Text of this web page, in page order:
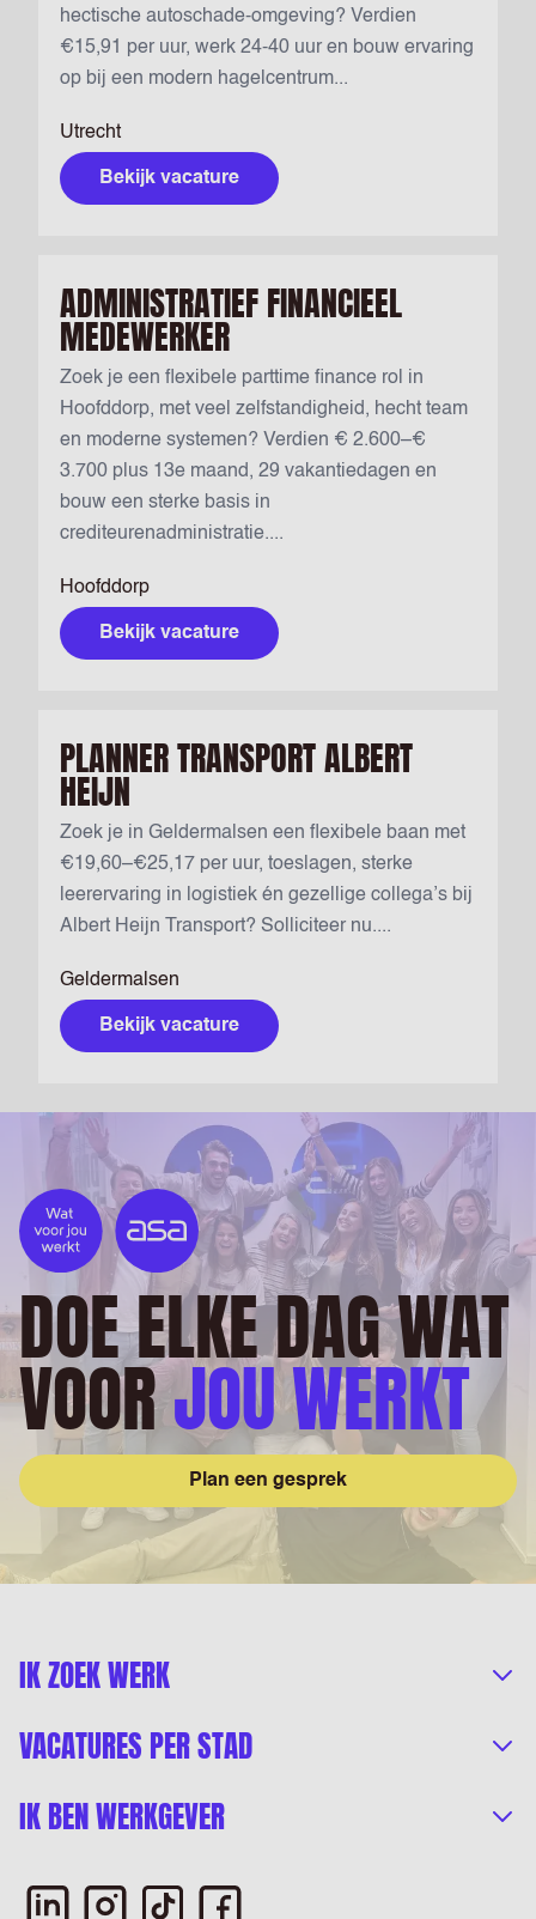
Utrecht
hectische autoschade-omgeving? Verdien
€15,91 per uur, werk 24-40 uur en bouw ervaring
op bij een modern hagelcentrum...
Bekijk vacature
ADMINISTRATIEF FINANCIEEL
MEDEWERKER
Hoofddorp
Zoek je een flexibele parttime finance rol in
Hoofddorp, met veel zelfstandigheid, hecht team
en moderne systemen? Verdien € 2.600–€
3.700 plus 13e maand, 29 vakantiedagen en
bouw een sterke basis in
crediteurenadministratie....
Bekijk vacature
PLANNER TRANSPORT ALBERT
HEIJN
Geldermalsen
Zoek je in Geldermalsen een flexibele baan met
€19,60–€25,17 per uur, toeslagen, sterke
leerervaring in logistiek én gezellige collega’s bij
Albert Heijn Transport? Solliciteer nu....
Bekijk vacature
DOE ELKE DAG WAT
VOORJOU WERKT
Plan een gesprek
IK ZOEK WERK
VACATURES PER STAD
IK BEN WERKGEVER